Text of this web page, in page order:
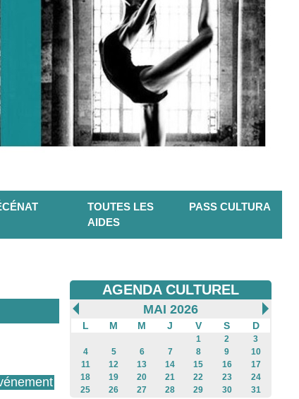
TOUTES LES
AIDES
PASS CULTURA
AGENDA CULTUREL
MAI 2026
L M M J V S D
1 2
3
4
5 6 7 8 9
10
11
12 13 14 15 16
17
18
19 20 21 22 23
24
25
26 27 28 29 30 31